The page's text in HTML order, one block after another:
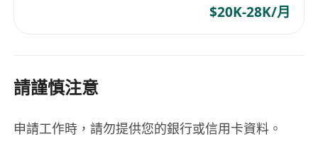
$20K-28K/月
請謹慎注意
申請工作時，請勿提供您的銀行或信用卡資料。